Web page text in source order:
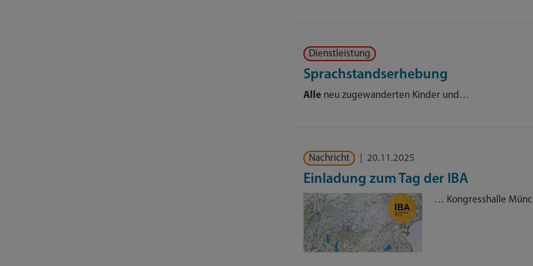
Dienstleistung
Sprachstandserhebung
Alleneu zugewanderten Kinder und…
Nachricht 20.11.2025
Einladung zum Tag der IBA
… Kongresshalle